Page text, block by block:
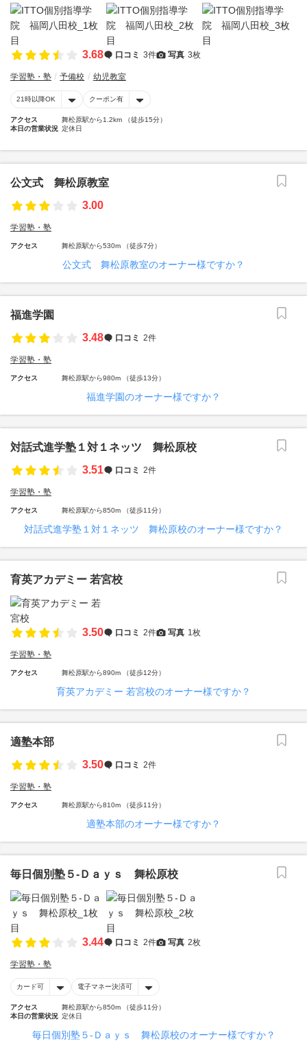
3.68 口コミ 3件 写真 3枚
学習塾・塾 予備校 幼児教室
21時以降OK クーポン有
アクセス
舞松原駅から1.2km （徒歩15分）
本日の営業状況 定休日
公文式 舞松原教室
3.00
学習塾・塾
アクセス 舞松原駅から530m （徒歩7分）
公文式 舞松原教室のオーナー様ですか？
福進学園
3.48
口コミ 2件
学習塾・塾
アクセス 舞松原駅から980m （徒歩13分）
福進学園のオーナー様ですか？
対話式進学塾１対１ネッツ 舞松原校
3.51
口コミ 2件
学習塾・塾
アクセス 舞松原駅から850m （徒歩11分）
対話式進学塾１対１ネッツ 舞松原校のオーナー様ですか？
育英アカデミー 若宮校
3.50 口コミ 2件 写真 1枚
学習塾・塾
アクセス 舞松原駅から890m （徒歩12分）
育英アカデミー 若宮校のオーナー様ですか？
適塾本部
3.50
口コミ 2件
学習塾・塾
アクセス 舞松原駅から810m （徒歩11分）
適塾本部のオーナー様ですか？
毎日個別塾５‐Ｄａｙｓ 舞松原校
3.44 口コミ 2件 写真 2枚
学習塾・塾
カード可 電子マネー決済可
アクセス
舞松原駅から850m （徒歩11分）
本日の営業状況 定休日
毎日個別塾５‐Ｄａｙｓ 舞松原校のオーナー様ですか？